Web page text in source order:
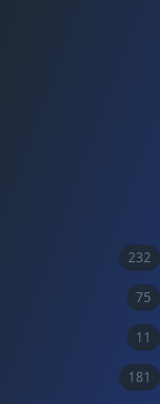
232
75
11
181